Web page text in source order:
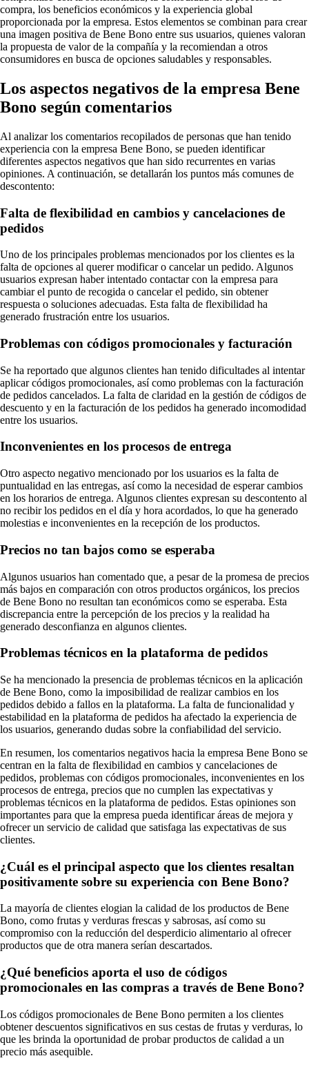
compra, los beneficios económicos y la experiencia global
proporcionada por la empresa. Estos elementos se combinan para crear
una imagen positiva de Bene Bono entre sus usuarios, quienes valoran
la propuesta de valor de la compañía y la recomiendan a otros
consumidores en busca de opciones saludables y responsables.
Los aspectos negativos de la empresa Bene
Bono según comentarios
Al analizar los comentarios recopilados de personas que han tenido
experiencia con la empresa Bene Bono, se pueden identificar
diferentes aspectos negativos que han sido recurrentes en varias
opiniones. A continuación, se detallarán los puntos más comunes de
descontento:
Falta de flexibilidad en cambios y cancelaciones de
pedidos
Uno de los principales problemas mencionados por los clientes es la
falta de opciones al querer modificar o cancelar un pedido. Algunos
usuarios expresan haber intentado contactar con la empresa para
cambiar el punto de recogida o cancelar el pedido, sin obtener
respuesta o soluciones adecuadas. Esta falta de flexibilidad ha
generado frustración entre los usuarios.
Problemas con códigos promocionales y facturación
Se ha reportado que algunos clientes han tenido dificultades al intentar
aplicar códigos promocionales, así como problemas con la facturación
de pedidos cancelados. La falta de claridad en la gestión de códigos de
descuento y en la facturación de los pedidos ha generado incomodidad
entre los usuarios.
Inconvenientes en los procesos de entrega
Otro aspecto negativo mencionado por los usuarios es la falta de
puntualidad en las entregas, así como la necesidad de esperar cambios
en los horarios de entrega. Algunos clientes expresan su descontento al
no recibir los pedidos en el día y hora acordados, lo que ha generado
molestias e inconvenientes en la recepción de los productos.
Precios no tan bajos como se esperaba
Algunos usuarios han comentado que, a pesar de la promesa de precios
más bajos en comparación con otros productos orgánicos, los precios
de Bene Bono no resultan tan económicos como se esperaba. Esta
discrepancia entre la percepción de los precios y la realidad ha
generado desconfianza en algunos clientes.
Problemas técnicos en la plataforma de pedidos
Se ha mencionado la presencia de problemas técnicos en la aplicación
de Bene Bono, como la imposibilidad de realizar cambios en los
pedidos debido a fallos en la plataforma. La falta de funcionalidad y
estabilidad en la plataforma de pedidos ha afectado la experiencia de
los usuarios, generando dudas sobre la confiabilidad del servicio.
En resumen, los comentarios negativos hacia la empresa Bene Bono se
centran en la falta de flexibilidad en cambios y cancelaciones de
pedidos, problemas con códigos promocionales, inconvenientes en los
procesos de entrega, precios que no cumplen las expectativas y
problemas técnicos en la plataforma de pedidos. Estas opiniones son
importantes para que la empresa pueda identificar áreas de mejora y
ofrecer un servicio de calidad que satisfaga las expectativas de sus
clientes.
¿Cuál es el principal aspecto que los clientes resaltan
positivamente sobre su experiencia con Bene Bono?
La mayoría de clientes elogian la calidad de los productos de Bene
Bono, como frutas y verduras frescas y sabrosas, así como su
compromiso con la reducción del desperdicio alimentario al ofrecer
productos que de otra manera serían descartados.
¿Qué beneficios aporta el uso de códigos
promocionales en las compras a través de Bene Bono?
Los códigos promocionales de Bene Bono permiten a los clientes
obtener descuentos significativos en sus cestas de frutas y verduras, lo
que les brinda la oportunidad de probar productos de calidad a un
precio más asequible.